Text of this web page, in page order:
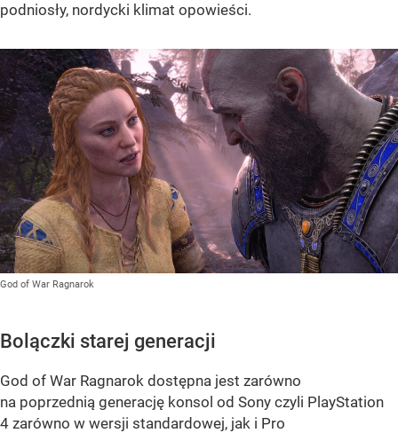
podniosły, nordycki klimat opowieści.
God of War Ragnarok
Bolączki starej generacji
God of War Ragnarok dostępna jest zarówno
na poprzednią generację konsol od Sony czyli PlayStation
4 zarówno w wersji standardowej, jak i Pro